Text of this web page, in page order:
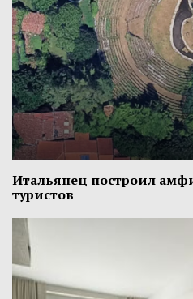
Итальянец построил
туристов